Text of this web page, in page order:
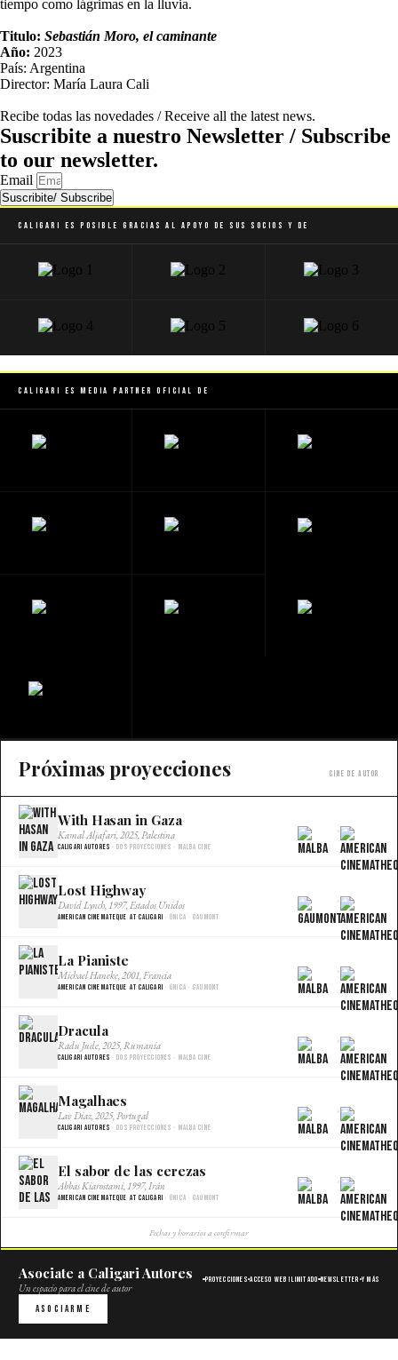
tiempo como lágrimas en la lluvia.
Titulo: Sebastián Moro, el caminante
Año: 2023
País: Argentina
Director: María Laura Cali
Recibe todas las novedades / Receive all the latest news.
Suscribite a nuestro Newsletter / Subscribe
to our newsletter.
Email
Suscribite/ Subscribe
Caligari es posible gracias al apoyo de sus socios y de
Caligari es Media Partner Oficial de
Próximas proyecciones Cine de autor
With Hasan in Gaza
Kamal Aljafari, 2025, Palestina
Caligari Autores · Dos proyecciones · Malba Cine
×
Lost Highway
David Lynch, 1997, Estados Unidos
American Cinemateque at Caligari · Única · Gaumont
×
La Pianiste
Michael Haneke, 2001, Francia
American Cinemateque at Caligari · Única · Gaumont
×
Dracula
Radu Jude, 2025, Rumania
Caligari Autores · Dos proyecciones · Malba Cine
×
Magalhaes
Lav Diaz, 2025, Portugal
Caligari Autores · Dos proyecciones · Malba Cine
×
El sabor de las cerezas
Abbas Kiarostami, 1997, Irán
American Cinemateque at Caligari · Única · Gaumont
×
Fechas y horarios a confirmar
Asociate a Caligari Autores
Un espacio para el cine de autor
Proyecciones Acceso web ilimitado Newsletter Y más
Asociarme